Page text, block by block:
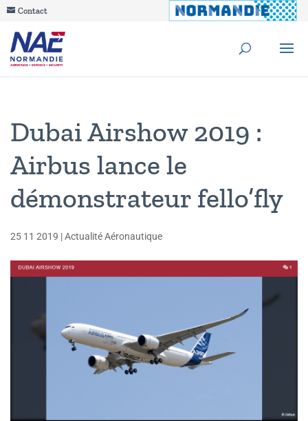
Contact
Dubai Airshow 2019 :
Airbus lance le
démonstrateur fello’fly
25 11 2019 |Actualité Aéronautique